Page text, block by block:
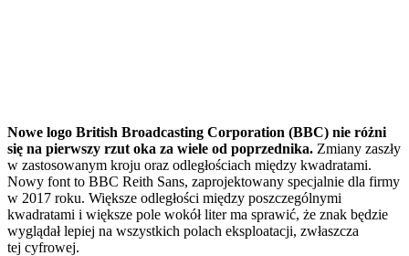
Nowe logo British Broadcasting Corporation (BBC) nie różni
się na pierwszy rzut oka za wiele od poprzednika. Zmiany zaszły
w zastosowanym kroju oraz odległościach między kwadratami.
Nowy font to BBC Reith Sans, zaprojektowany specjalnie dla firmy
w 2017 roku. Większe odległości między poszczególnymi
kwadratami i większe pole wokół liter ma sprawić, że znak będzie
wyglądał lepiej na wszystkich polach eksploatacji, zwłaszcza
tej cyfrowej.